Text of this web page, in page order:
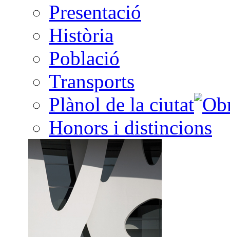
Presentació
Història
Població
Transports
Plànol de la ciutat
Honors i distincions